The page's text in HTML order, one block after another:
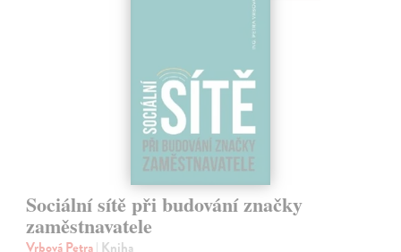
Sociální sítě při budování značky
zaměstnavatele
Vrbová Petra| Kniha